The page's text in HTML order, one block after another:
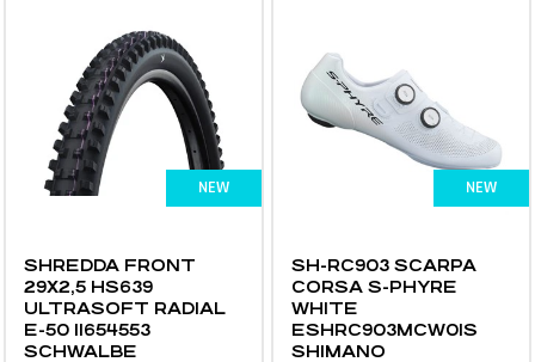
NEW
SHREDDA FRONT
29X2,5 HS639
ULTRASOFT RADIAL
E-50 11654553
SCHWALBE
NEW
SH-RC903 SCARPA
CORSA S-PHYRE
WHITE
ESHRC903MCW01S
SHIMANO